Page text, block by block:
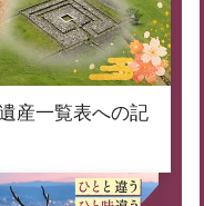
産一覧表への記